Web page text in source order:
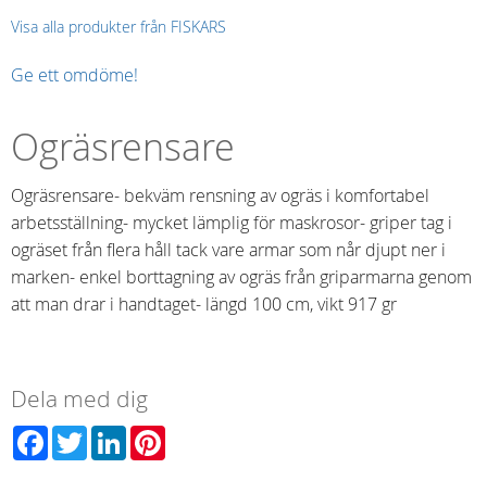
Visa alla produkter från FISKARS
Ge ett omdöme!
Ogräsrensare
Ogräsrensare- bekväm rensning av ogräs i komfortabel
arbetsställning- mycket lämplig för maskrosor- griper tag i
ogräset från flera håll tack vare armar som når djupt ner i
marken- enkel borttagning av ogräs från griparmarna genom
att man drar i handtaget- längd 100 cm, vikt 917 gr
Dela med dig
Facebook
TwitterLinkedIn